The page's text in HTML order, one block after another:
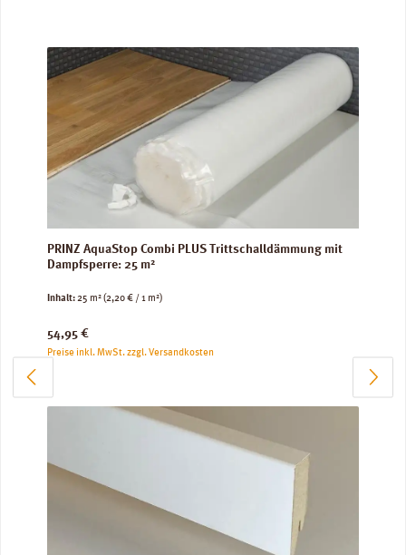
PRINZ AquaStop Combi PLUS Trittschalldämmung mit
Dampfsperre: 25 m²
Inhalt:25 m²(2,20 € / 1 m²)
Regulärer Preis:
54,95 €
Preise inkl. MwSt. zzgl. Versandkosten